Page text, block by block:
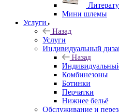
Мини шлемы
Услуги
Назад
Услуги
Индивидуальный
Назад
Комбинезоны
Ботинки
Перчатки
Нижнее бельё
Обслуживание и